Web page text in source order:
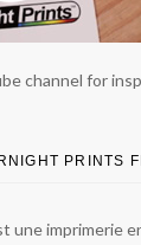
channel for
PRINTS
une imprimerie